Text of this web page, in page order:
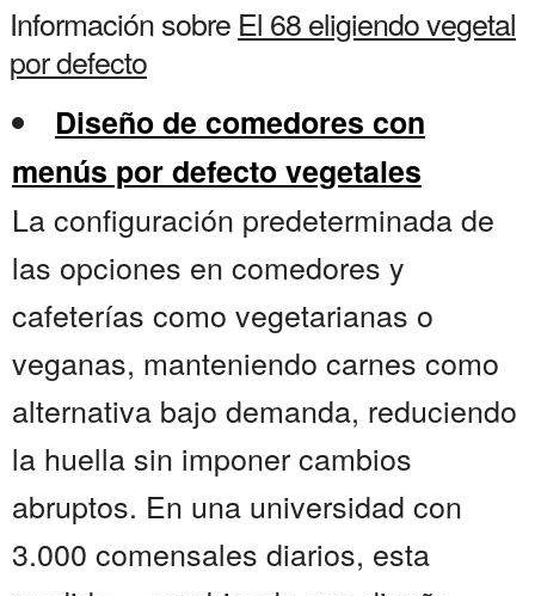
Información sobre El 68 eligiendo vegetal
por defecto
Diseño de comedores con
menús por defecto vegetales
La configuración predeterminada de
las opciones en comedores y
cafeterías como vegetarianas o
veganas, manteniendo carnes como
alternativa bajo demanda, reduciendo
la huella sin imponer cambios
abruptos. En una universidad con
3.000 comensales diarios, esta